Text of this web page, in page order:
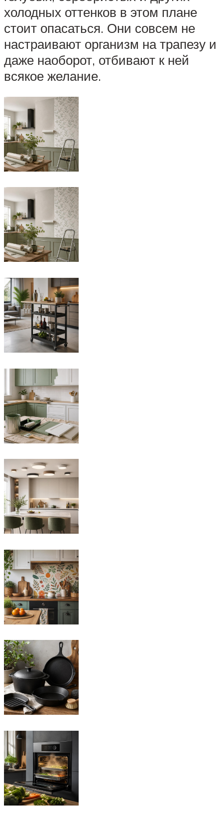
холодных оттенков в этом плане
стоит опасаться. Они совсем не
настраивают организм на трапезу и
даже наоборот, отбивают к ней
всякое желание.